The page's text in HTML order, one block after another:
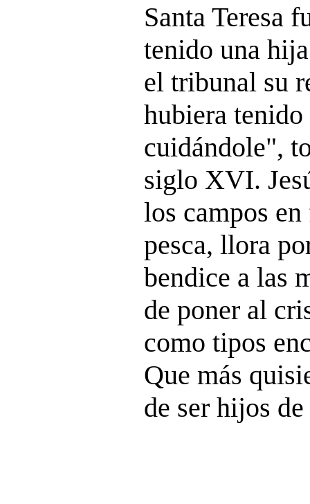
Santa Teresa
tenido una
el tribunal su
hubiera
cuidándole",
siglo XVI.
los campos
pesca, llora
bendice a las
de poner al
como tipos
Que más
de ser hijos